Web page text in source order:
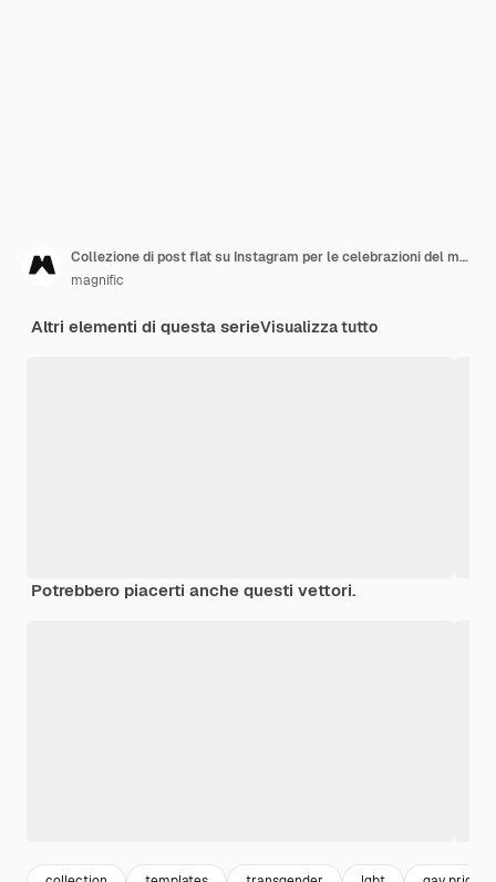
Collezione di post flat su Instagram per le celebrazioni del mese dell'orgoglio
magnific
Altri elementi di questa serieVisualizza tutto
Potrebbero piacerti anche questi vettori.